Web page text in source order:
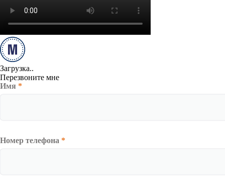
Загрузка..
Перезвоните мне
Имя *
Номер телефона *